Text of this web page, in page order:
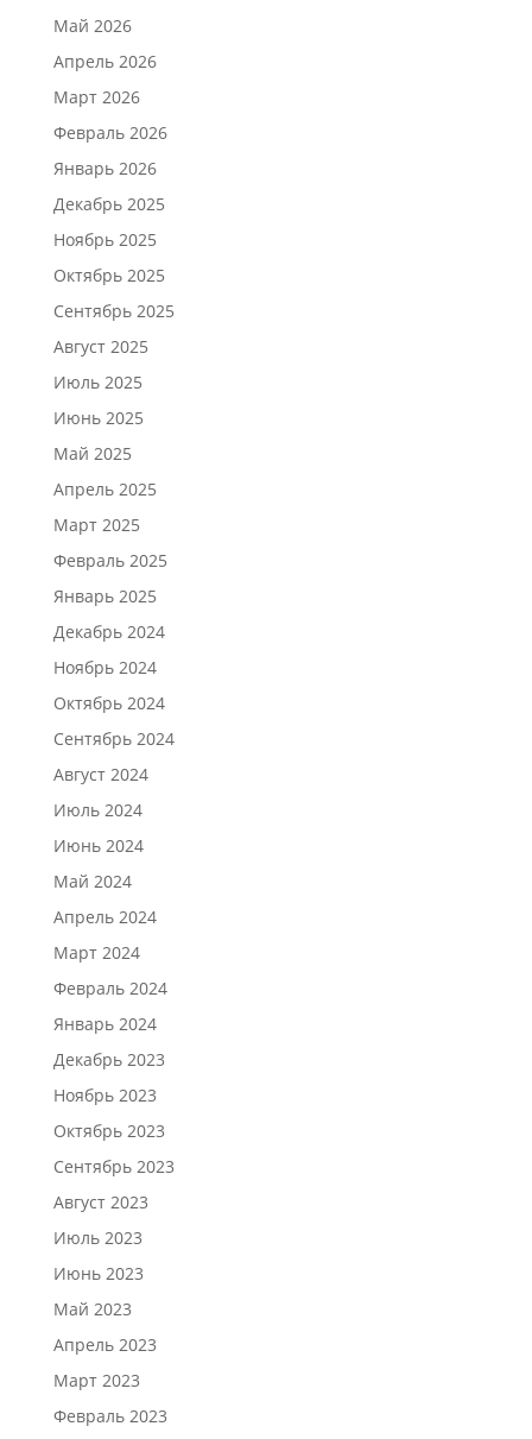
Май 2026
Апрель 2026
Март 2026
Февраль 2026
Январь 2026
Декабрь 2025
Ноябрь 2025
Октябрь 2025
Сентябрь 2025
Август 2025
Июль 2025
Июнь 2025
Май 2025
Апрель 2025
Март 2025
Февраль 2025
Январь 2025
Декабрь 2024
Ноябрь 2024
Октябрь 2024
Сентябрь 2024
Август 2024
Июль 2024
Июнь 2024
Май 2024
Апрель 2024
Март 2024
Февраль 2024
Январь 2024
Декабрь 2023
Ноябрь 2023
Октябрь 2023
Сентябрь 2023
Август 2023
Июль 2023
Июнь 2023
Май 2023
Апрель 2023
Март 2023
Февраль 2023